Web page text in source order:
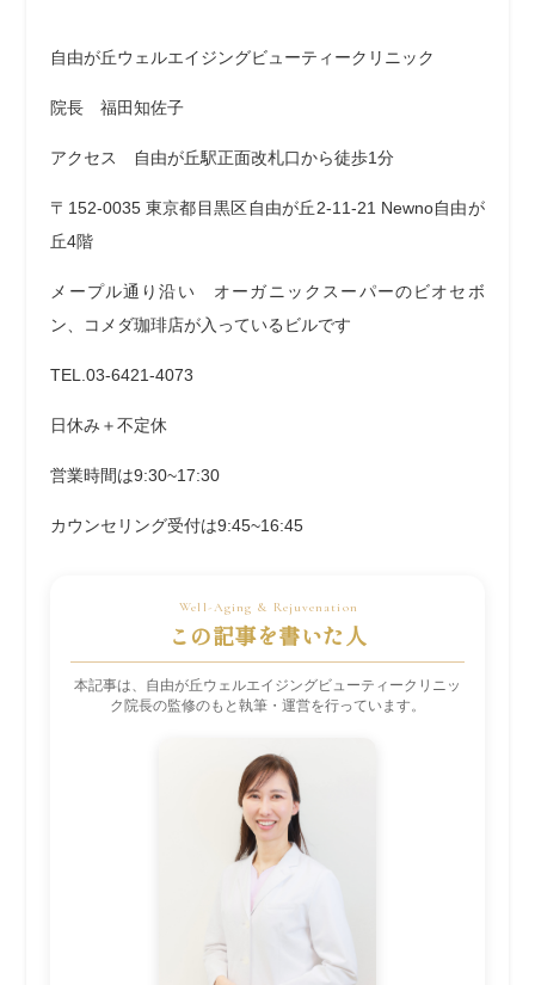
自由が丘ウェルエイジングビューティークリニック
院長 福田知佐子
アクセス 自由が丘駅正面改札口から徒歩1分
〒 152-0035 東京都目黒区自由が丘2-11-21 Newno自由が
丘4階
メープル通り沿い オーガニックスーパーのビオセボ
ン、コメダ珈琲店が入っているビルです
TEL.03-6421-4073
日休み＋不定休
営業時間は9:30~17:30
カウンセリング受付は9:45~16:45
この記事を書いた人
本記事は、自由が丘ウェルエイジングビューティークリニッ
ク院長の監修のもと執筆・運営を行っています。